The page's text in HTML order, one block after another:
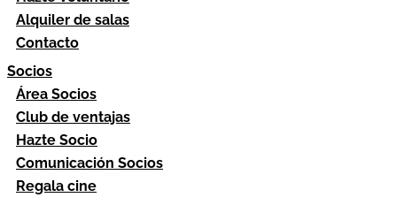
Alquiler de salas
Contacto
Socios
Área Socios
Club de ventajas
Hazte Socio
Comunicación Socios
Regala cine